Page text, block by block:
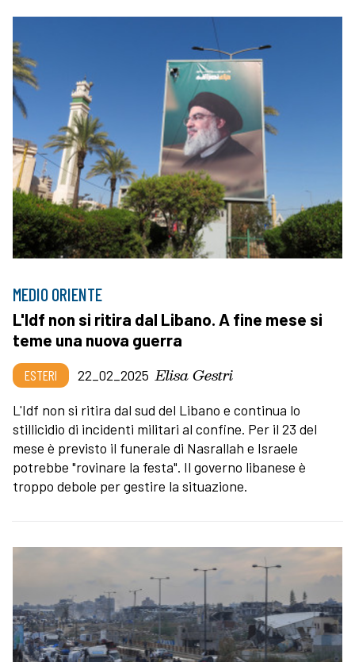
MEDIO ORIENTE
L'Idf non si ritira dal Libano. A fine mese si
teme una nuova guerra
ESTERI 22_02_2025 Elisa Gestri
L'Idf non si ritira dal sud del Libano e continua lo
stillicidio di incidenti militari al confine. Per il 23 del
mese è previsto il funerale di Nasrallah e Israele
potrebbe "rovinare la festa". Il governo libanese è
troppo debole per gestire la situazione.